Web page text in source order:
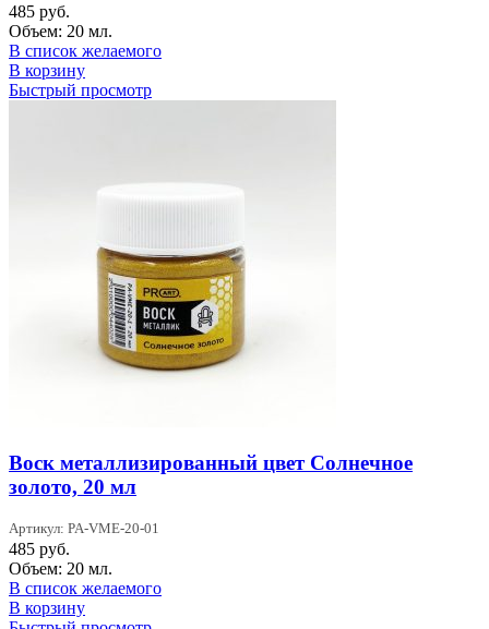
485 руб.
Объем: 20 мл.
В список желаемого
В корзину
Быстрый просмотр
Воск металлизированный цвет Солнечное
золото, 20 мл
Артикул: PA-VME-20-01
485 руб.
Объем: 20 мл.
В список желаемого
В корзину